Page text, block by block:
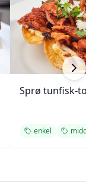
Sprø tunfisk-
enkel middag